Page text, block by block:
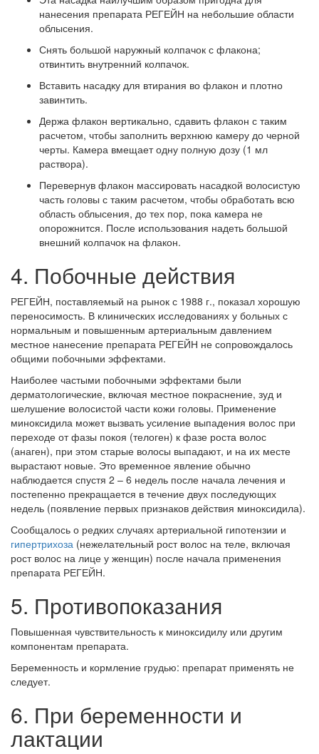
нанесения препарата РЕГЕЙН на небольшие области
облысения.
Снять большой наружный колпачок с флакона;
отвинтить внутренний колпачок.
Вставить насадку для втирания во флакон и плотно
завинтить.
Держа флакон вертикально, сдавить флакон с таким
расчетом, чтобы заполнить верхнюю камеру до черной
черты. Камера вмещает одну полную дозу (1 мл
раствора).
Перевернув флакон массировать насадкой волосистую
часть головы с таким расчетом, чтобы обработать всю
область облысения, до тех пор, пока камера не
опорожнится. После использования надеть большой
внешний колпачок на флакон.
4. Побочные действия
РЕГЕЙН, поставляемый на рынок с 1988 г., показал хорошую
переносимость. В клинических исследованиях у больных с
нормальным и повышенным артериальным давлением
местное нанесение препарата РЕГЕЙН не сопровождалось
общими побочными эффектами.
Наиболее частыми побочными эффектами были
дерматологические, включая местное покраснение, зуд и
шелушение волосистой части кожи головы. Применение
миноксидила может вызвать усиление выпадения волос при
переходе от фазы покоя (телоген) к фазе роста волос
(анаген), при этом старые волосы выпадают, и на их месте
вырастают новые. Это временное явление обычно
наблюдается спустя 2 – 6 недель после начала лечения и
постепенно прекращается в течение двух последующих
недель (появление первых признаков действия миноксидила).
Сообщалось о редких случаях артериальной гипотензии и
гипертрихоза (нежелательный рост волос на теле, включая
рост волос на лице у женщин) после начала применения
препарата РЕГЕЙН.
5. Противопоказания
Повышенная чувствительность к миноксидилу или другим
компонентам препарата.
Беременность и кормление грудью: препарат применять не
следует.
6. При беременности и
лактации